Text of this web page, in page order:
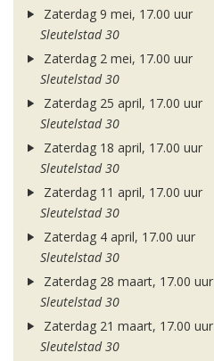
Zaterdag 9 mei, 17.00 uur
Sleutelstad 30
Zaterdag 2 mei, 17.00 uur
Sleutelstad 30
Zaterdag 25 april, 17.00 uur
Sleutelstad 30
Zaterdag 18 april, 17.00 uur
Sleutelstad 30
Zaterdag 11 april, 17.00 uur
Sleutelstad 30
Zaterdag 4 april, 17.00 uur
Sleutelstad 30
Zaterdag 28 maart, 17.00 uur
Sleutelstad 30
Zaterdag 21 maart, 17.00 uur
Sleutelstad 30